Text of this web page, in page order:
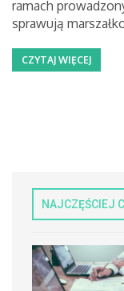
ramach
sprawują
CZYTAJ WIĘCEJ
NAJCZĘŚCIEJ